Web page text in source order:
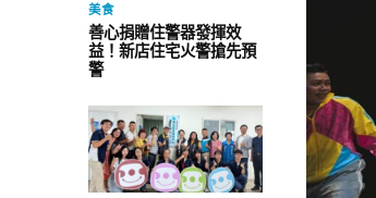
美食
善心捐贈住警器發揮效
益！新店住宅火警搶先預
警